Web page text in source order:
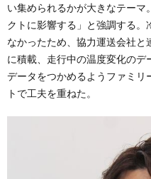
い集められるかが大きなテー
クトに影響する」と強調する
なかったため、協力運送会社と
に積載、走行中の温度変化の
データをつかめるようファミリ
トで工夫を重ねた。